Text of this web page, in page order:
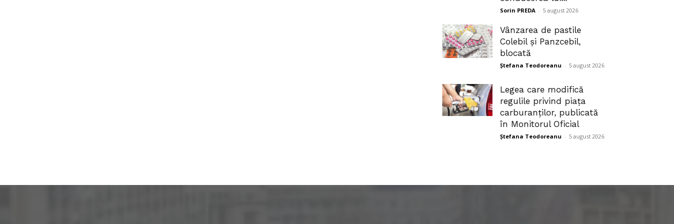
Sorin PREDA - 5 august 2026
Vânzarea de pastile
Colebil și Panzcebil,
blocată
Ștefana Teodoreanu - 5 august 2026
Legea care modifică
regulile privind piața
carburanților, publicată
în Monitorul Oficial
Ștefana Teodoreanu - 5 august 2026